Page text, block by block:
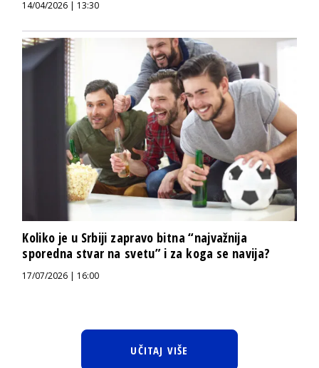
14/04/2026 | 13:30
Koliko je u Srbiji zapravo bitna “najvažnija
sporedna stvar na svetu” i za koga se navija?
17/07/2026 | 16:00
UČITAJ VIŠE